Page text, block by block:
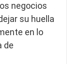
negocios
su huella
en lo
de